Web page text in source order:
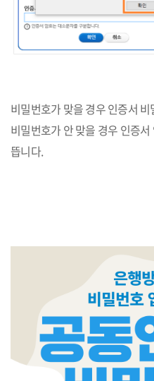
비밀번호가 맞을 경우 인증서
비밀번호가 안 맞을 경우 인증
뜹니다.